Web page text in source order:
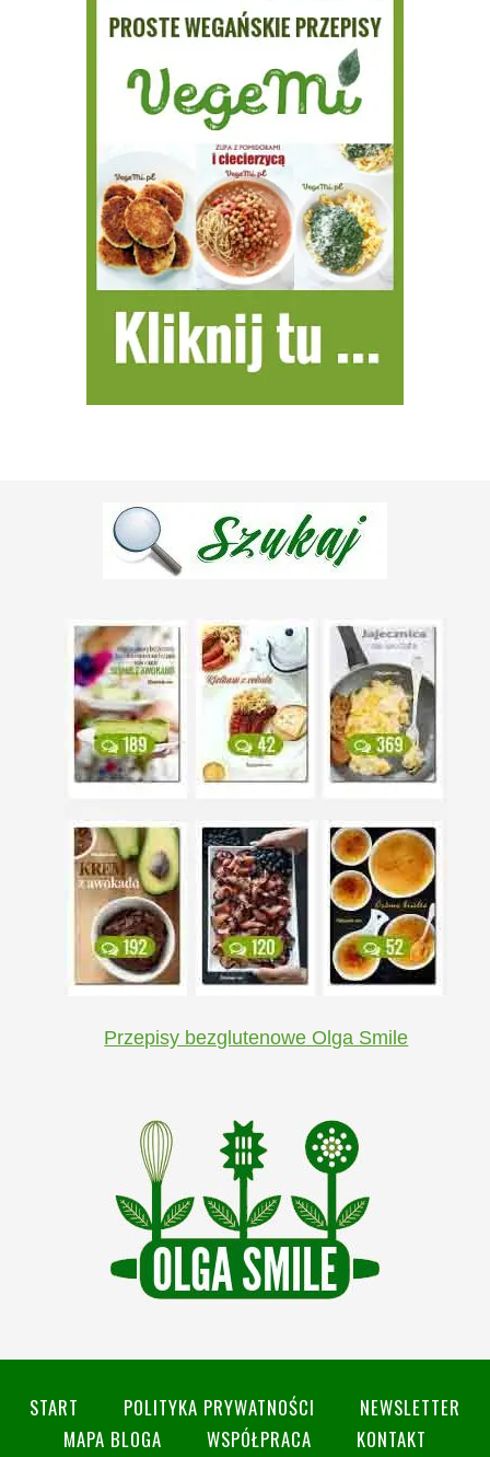
Przepisy bezglutenowe Olga Smile
START POLITYKA PRYWATNOŚCI
NEWSLETTER
MAPA BLOGA
WSPÓŁPRACA
KONTAKT